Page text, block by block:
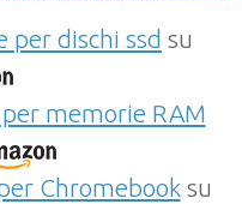
per dischi ssd su
memorie RAM
Chromebooksu